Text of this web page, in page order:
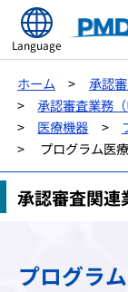
Language
ホーム
承認
承認審査業務（
医療機器
プログラム医
承認審査関連
プログラ